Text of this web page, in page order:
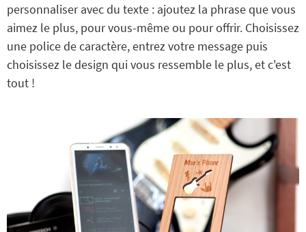
personnaliser avec du texte : ajoutez la phrase que vous
aimez le plus, pour vous-même ou pour offrir. Choisissez
une police de caractère, entrez votre message puis
choisissez le design qui vous ressemble le plus, et c'est
tout !